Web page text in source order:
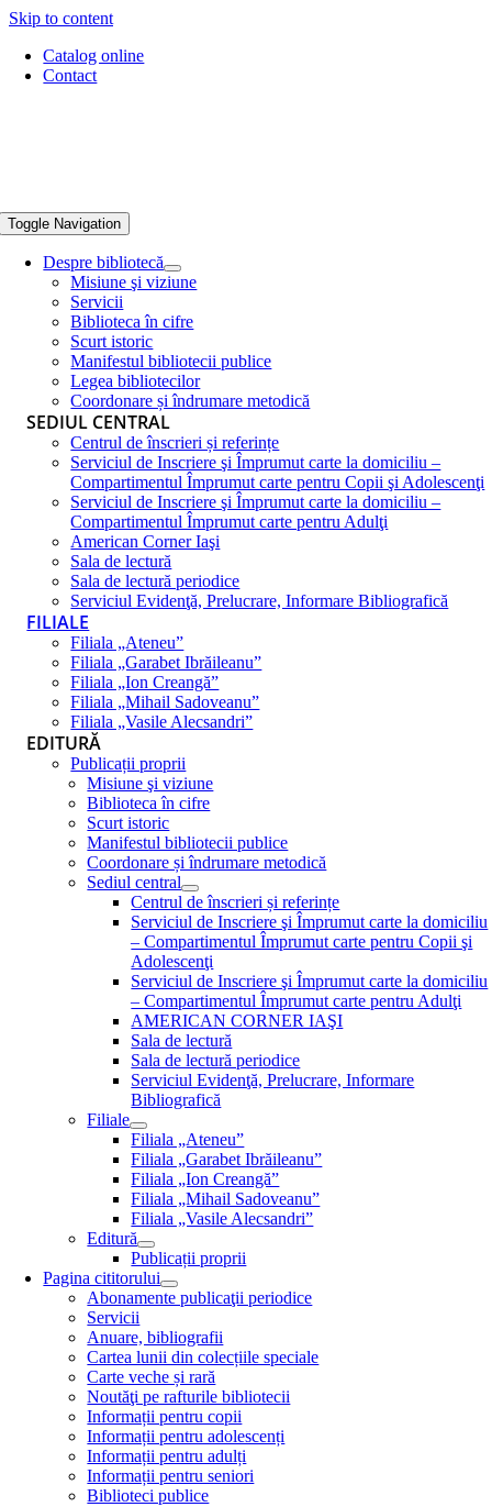
Skip to content
Catalog online
Contact
Toggle Navigation
Despre bibliotecă
Misiune şi viziune
Servicii
Biblioteca în cifre
Scurt istoric
Manifestul bibliotecii publice
Legea bibliotecilor
Coordonare și îndrumare metodică
SEDIUL CENTRAL
Centrul de înscrieri și referințe
Serviciul de Inscriere şi Împrumut carte la domiciliu –
Compartimentul Împrumut carte pentru Copii şi Adolescenţi
Serviciul de Inscriere şi Împrumut carte la domiciliu –
Compartimentul Împrumut carte pentru Adulţi
American Corner Iaşi
Sala de lectură
Sala de lectură periodice
Serviciul Evidenţă, Prelucrare, Informare Bibliografică
FILIALE
Filiala „Ateneu”
Filiala „Garabet Ibrăileanu”
Filiala „Ion Creangă”
Filiala „Mihail Sadoveanu”
Filiala „Vasile Alecsandri”
EDITURĂ
Publicații proprii
Misiune şi viziune
Biblioteca în cifre
Scurt istoric
Manifestul bibliotecii publice
Coordonare și îndrumare metodică
Sediul central
Centrul de înscrieri și referințe
Serviciul de Inscriere şi Împrumut carte la domiciliu
– Compartimentul Împrumut carte pentru Copii şi
Adolescenţi
Serviciul de Inscriere şi Împrumut carte la domiciliu
– Compartimentul Împrumut carte pentru Adulţi
AMERICAN CORNER IAŞI
Sala de lectură
Sala de lectură periodice
Serviciul Evidenţă, Prelucrare, Informare
Bibliografică
Filiale
Filiala „Ateneu”
Filiala „Garabet Ibrăileanu”
Filiala „Ion Creangă”
Filiala „Mihail Sadoveanu”
Filiala „Vasile Alecsandri”
Editură
Publicații proprii
Pagina cititorului
Abonamente publicaţii periodice
Servicii
Anuare, bibliografii
Cartea lunii din colecțiile speciale
Carte veche și rară
Noutăţi pe rafturile bibliotecii
Informații pentru copii
Informații pentru adolescenți
Informații pentru adulți
Informații pentru seniori
Biblioteci publice